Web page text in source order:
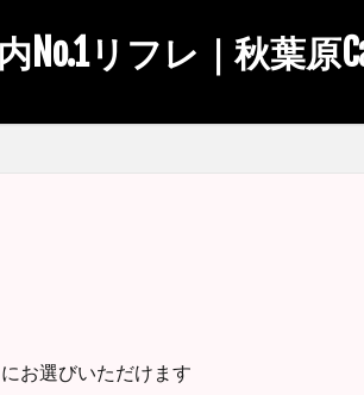
No.1リフレ｜秋葉原
お選びいただけます